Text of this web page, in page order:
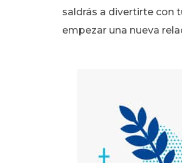
saldrás a divertirte con
empezar una nueva